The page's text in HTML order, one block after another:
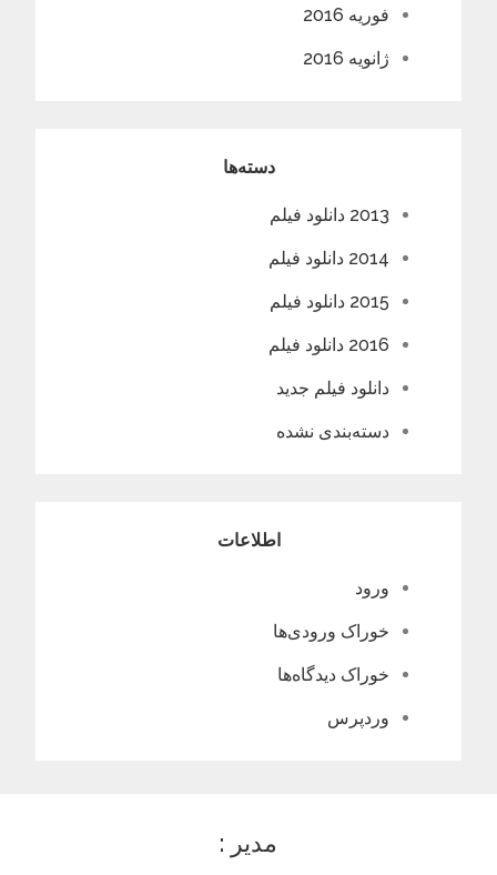
فوریه 2016
ژانویه 2016
دسته‌ها
2013 دانلود فیلم
2014 دانلود فیلم
2015 دانلود فیلم
2016 دانلود فیلم
دانلود فیلم جدید
دسته‌بندی نشده
اطلاعات
ورود
خوراک ورودی‌ها
خوراک دیدگاه‌ها
وردپرس
مدیر :